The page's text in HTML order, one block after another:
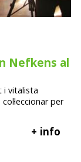
Nefkens al
i vitalista
per
+ info